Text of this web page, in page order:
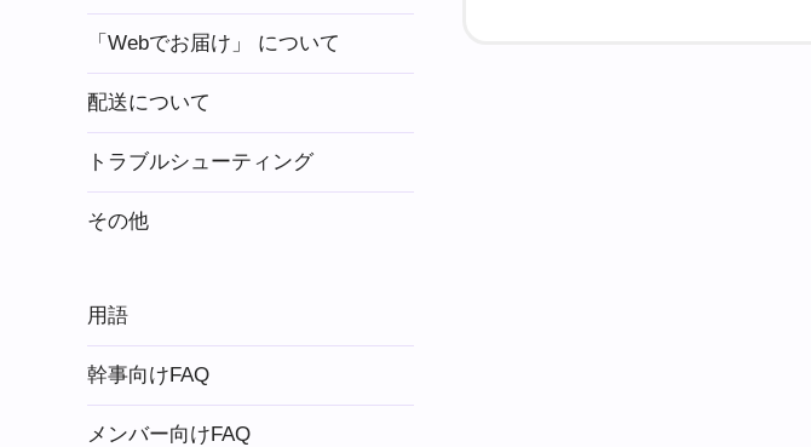
「Webでお届け」 について
配送について
トラブルシューティング
その他
用語
幹事向けFAQ
メンバー向けFAQ